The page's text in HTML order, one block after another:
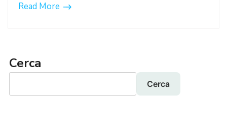
Read More
Cerca
Cerca